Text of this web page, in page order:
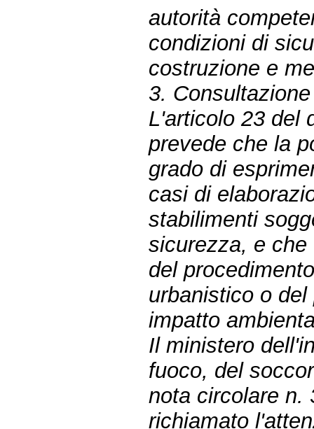
autorità
condizioni di
costruzione e
3.
L'articolo 23 del
prevede che la
grado di
casi di
stabilimenti
sicurezza, e
del
urbanistico o
impatto
Il ministero
fuoco, del
nota circolare n.
richiamato